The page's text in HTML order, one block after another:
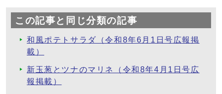
この記事と同じ分類の記事
和風ポテトサラダ（令和8年6月1日号広報掲
載）
新玉葱とツナのマリネ（令和8年4月1日号広
報掲載）